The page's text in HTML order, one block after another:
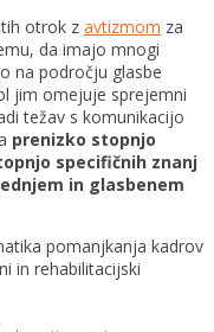
otrok z avtizmom za
da imajo mnogi
na področju glasbe
jim omejuje sprejemni
težav s komunikacijo
prenizko stopnjo
specifičnih znanj
in glasbenem
pomanjkanja kadrov
in rehabilitacijski